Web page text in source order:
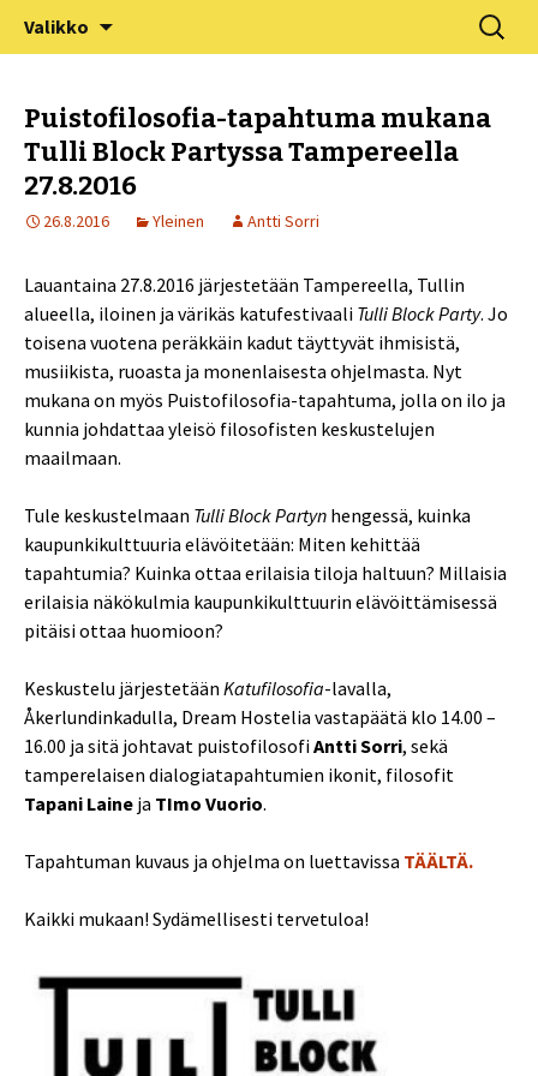
Puistofilosofia
XV Puistofilosofia-viikko Ikaalisissa
15.-19.7.2025
Valikko Haku:
Puistofilosofia-tapahtuma mukana
Tulli Block Partyssa Tampereella
27.8.2016
26.8.2016 Yleinen Antti Sorri
Lauantaina 27.8.2016 järjestetään Tampereella, Tullin
alueella, iloinen ja värikäs katufestivaali Tulli Block Party. Jo
toisena vuotena peräkkäin kadut täyttyvät ihmisistä,
musiikista, ruoasta ja monenlaisesta ohjelmasta. Nyt
mukana on myös Puistofilosofia-tapahtuma, jolla on ilo ja
kunnia johdattaa yleisö filosofisten keskustelujen
maailmaan.
Tule keskustelmaan Tulli Block Partyn hengessä, kuinka
kaupunkikulttuuria elävöitetään: Miten kehittää
tapahtumia? Kuinka ottaa erilaisia tiloja haltuun? Millaisia
erilaisia näkökulmia kaupunkikulttuurin elävöittämisessä
pitäisi ottaa huomioon?
Keskustelu järjestetään Katufilosofia-lavalla,
Åkerlundinkadulla, Dream Hostelia vastapäätä klo 14.00 –
16.00 ja sitä johtavat puistofilosofiAntti Sorri, sekä
tamperelaisen dialogiatapahtumien ikonit, filosofit
Tapani Laine ja TImo Vuorio.
Tapahtuman kuvaus ja ohjelma on luettavissa TÄÄLTÄ.
Kaikki mukaan! Sydämellisesti tervetuloa!